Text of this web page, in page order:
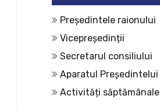
Președintele raionului
Vicepreședinții
Secretarul consiliului
Aparatul Președintelui
Activități săptămânale